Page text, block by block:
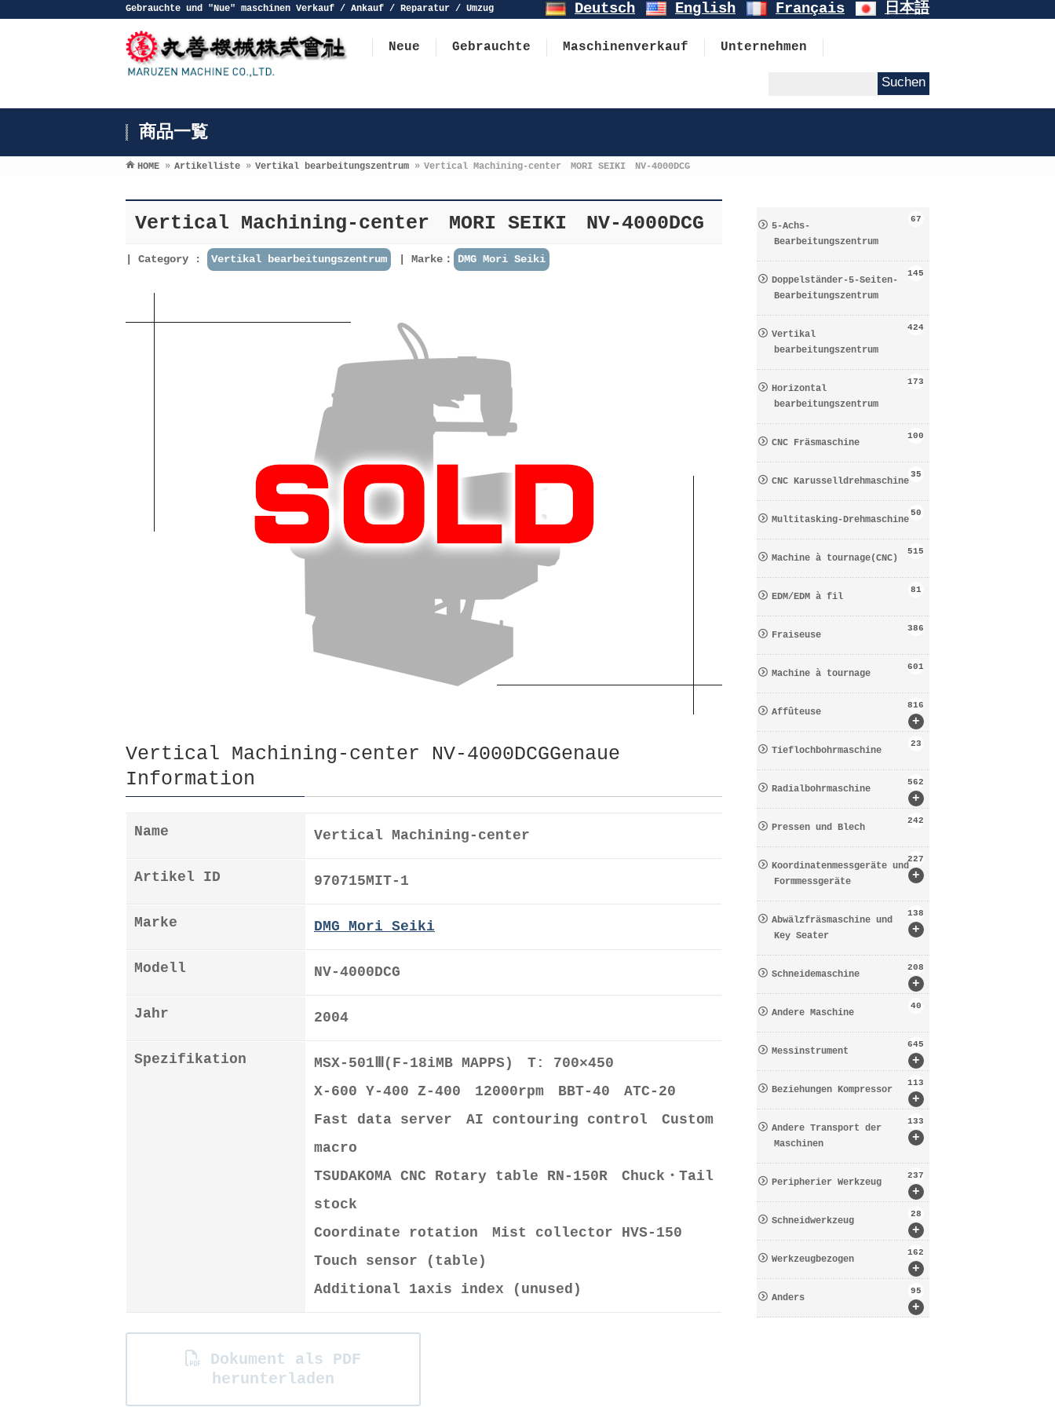
Gebrauchte und ″Nue″ maschinen Verkauf / Ankauf / Reparatur / Umzug Deutsch English Français 日本語
Neue Gebrauchte Maschinenverkauf Unternehmen
商品一覧
HOME » Artikelliste » Vertikal bearbeitungszentrum » Vertical Machining-center MORI SEIKI NV-4000DCG
Vertical Machining-center MORI SEIKI NV-4000DCG
Category : Vertikal bearbeitungszentrum Marke： DMG Mori Seiki
Vertical Machining-center NV-4000DCGGenaue
Information
Name Vertical Machining-center
Artikel ID 970715MIT-1
Marke DMG Mori Seiki
Modell NV-4000DCG
Jahr 2004
Spezifikation
MSX-501Ⅲ(F-18iMB MAPPS) T: 700×450
X-600 Y-400 Z-400 12000rpm BBT-40 ATC-20
Fast data server AI contouring control Custom
macro
TSUDAKOMA CNC Rotary table RN-150R Chuck・Tail
stock
Coordinate rotation Mist collector HVS-150
Touch sensor (table)
Additional 1axis index (unused)
Dokument als PDF
herunterladen
5-Achs-
Bearbeitungszentrum
67
Doppelständer-5-Seiten-
Bearbeitungszentrum
145
Vertikal
bearbeitungszentrum
424
Horizontal
bearbeitungszentrum
173
CNC Fräsmaschine
100
CNC Karusselldrehmaschine
35
Multitasking-Drehmaschine
50
Machine à tournage(CNC)
515
EDM/EDM à fil
81
Fraiseuse
386
Machine à tournage
601
+
Affûteuse
816
Tieflochbohrmaschine
23
+
Radialbohrmaschine
562
Pressen und Blech
242
+
Koordinatenmessgeräte und
Formmessgeräte
227
+
Abwälzfräsmaschine und
Key Seater
138
+
Schneidemaschine
208
Andere Maschine
40
+
Messinstrument
645
+
Beziehungen Kompressor
113
+
Andere Transport der
Maschinen
133
+
Peripherier Werkzeug
237
+
Schneidwerkzeug
28
+
Werkzeugbezogen
162
+
Anders
95